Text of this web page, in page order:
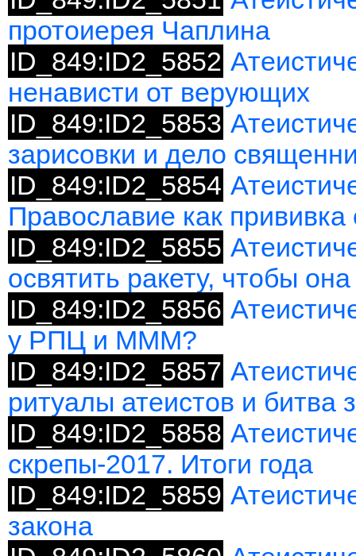
протоиерея Чаплина
ID_849:ID2_5852
ненависти от верующих
ID_849:ID2_5853
зарисовки и дело
ID_849:ID2_5854
Православие как прививка
ID_849:ID2_5855
освятить ракету, чтобы
ID_849:ID2_5856
у РПЦ и МММ?
ID_849:ID2_5857
ритуалы атеистов и битва
ID_849:ID2_5858
скрепы-2017. Итоги года
ID_849:ID2_5859
закона